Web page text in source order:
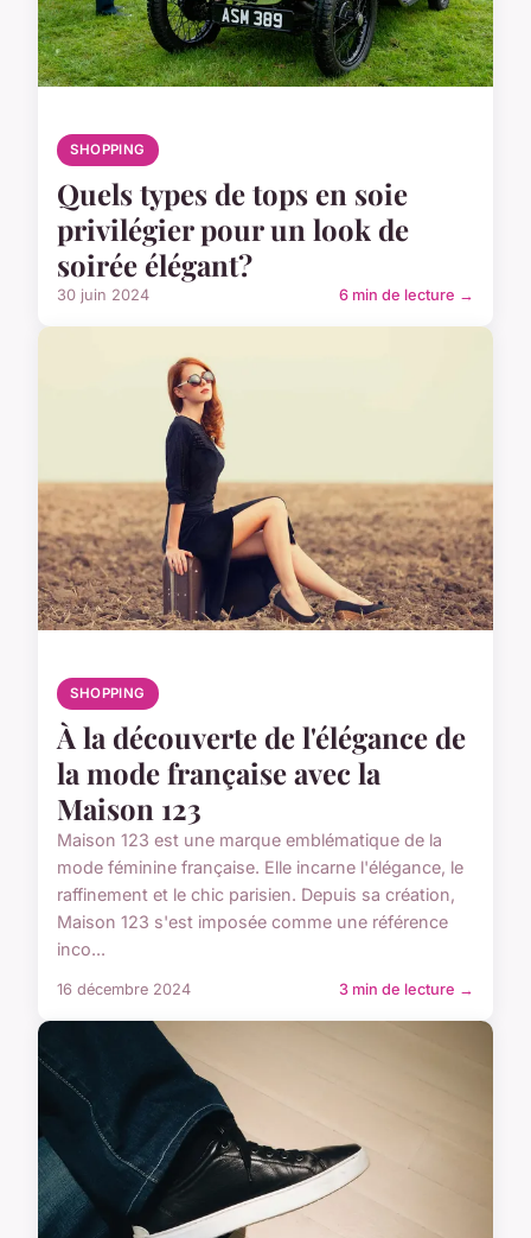
SHOPPING
Quels types de tops en soie
privilégier pour un look de
soirée élégant?
30 juin 2024 6 min de lecture →
SHOPPING
À la découverte de l'élégance de
la mode française avec la
Maison 123
Maison 123 est une marque emblématique de la
mode féminine française. Elle incarne l'élégance, le
raffinement et le chic parisien. Depuis sa création,
Maison 123 s'est imposée comme une référence
inco...
16 décembre 2024 3 min de lecture →